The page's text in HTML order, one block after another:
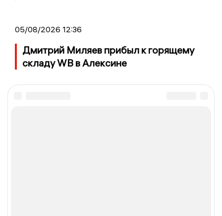
05/08/2026 12:36
Дмитрий Миляев прибыл к горящему
складу WB в Алексине